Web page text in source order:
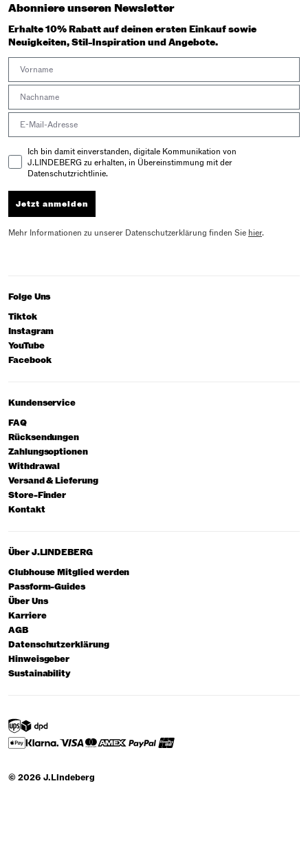
Folge Uns
Tiktok
Instagram
YouTube
Facebook
Kundenservice
FAQ
Rücksendungen
Zahlungsoptionen
Withdrawal
Versand & Lieferung
Store-Finder
Kontakt
Über J.LINDEBERG
Clubhouse Mitglied werden
Passform-Guides
Über Uns
Karriere
AGB
Datenschutzerklärung
Hinweisgeber
Sustainability
Abonniere unseren Newsletter
Erhalte 10% Rabatt auf deinen ersten Einkauf sowie
Neuigkeiten, Stil-Inspiration und Angebote.
Email Consent
Ich bin damit einverstanden, digitale Kommunikation von
J.LINDEBERG zu erhalten, in Übereinstimmung mit der
Datenschutzrichtlinie.
Jetzt anmelden
Mehr Informationen zu unserer Datenschutzerklärung finden Sie hier.
© 2026 J.Lindeberg